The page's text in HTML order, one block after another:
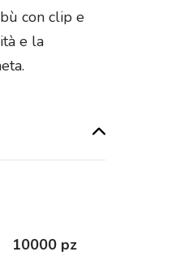
con clip e
e la
10000 pz